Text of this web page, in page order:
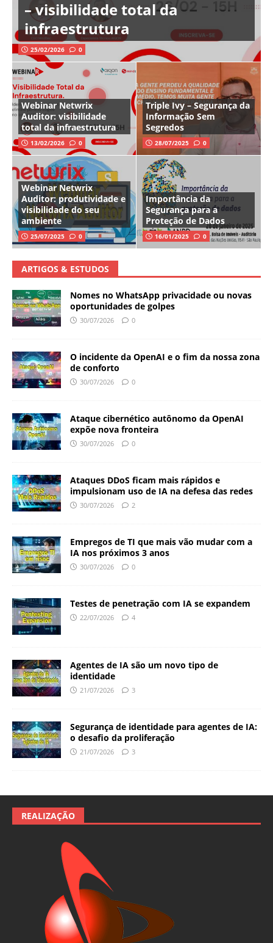
– visibilidade total da
infraestrutura
25/02/2026 0
Webinar Netwrix
Auditor: visibilidade
total da infraestrutura
13/02/2026 0
Triple Ivy – Segurança da
Informação Sem
Segredos
28/07/2025 0
Webinar Netwrix
Auditor: produtividade e
visibilidade do seu
ambiente
25/07/2025 0
Importância da
Segurança para a
Proteção de Dados
16/01/2025 0
ARTIGOS & ESTUDOS
Nomes no WhatsApp privacidade ou novas
oportunidades de golpes
30/07/2026 0
O incidente da OpenAI e o fim da nossa zona
de conforto
30/07/2026 0
Ataque cibernético autônomo da OpenAI
expõe nova fronteira
30/07/2026 0
Ataques DDoS ficam mais rápidos e
impulsionam uso de IA na defesa das redes
30/07/2026 2
Empregos de TI que mais vão mudar com a
IA nos próximos 3 anos
30/07/2026 0
Testes de penetração com IA se expandem
22/07/2026 4
Agentes de IA são um novo tipo de
identidade
21/07/2026 3
Segurança de identidade para agentes de IA:
o desafio da proliferação
21/07/2026 3
REALIZAÇÃO